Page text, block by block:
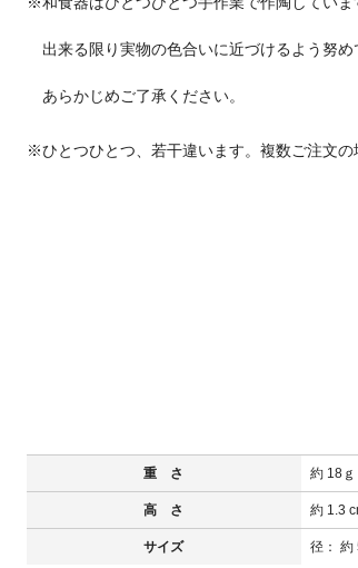
出来る限り実物の色合いに近づけるよう努め
あらかじめご了承ください。
※ひとつひとつ、若干違います。複数ご注文の
重 さ 約 18ｇ
高 さ 約 1.3
サイズ 径： 約